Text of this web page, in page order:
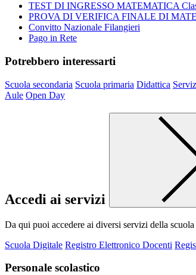
TEST DI INGRESSO MATEMATICA
PROVA DI VERIFICA FINALE DI
Convitto Nazionale Filangieri
Pago in Rete
Potrebbero interessarti
Scuola secondaria Scuola primaria Didattica
Aule Open Day
Accedi ai servizi
Da qui puoi accedere ai diversi servizi della
Scuola Digitale Registro Elettronico Docenti
Personale scolastico